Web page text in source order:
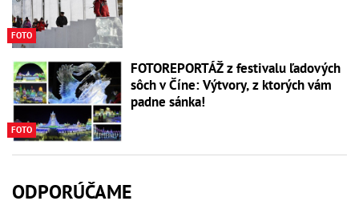
FOTO
FOTO
FOTOREPORTÁŽ z festivalu ľadových
sôch v Číne: Výtvory, z ktorých vám
padne sánka!
ODPORÚČAME